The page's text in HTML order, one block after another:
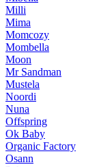
Milli
Mima
Momcozy
Mombella
Moon
Mr Sandman
Mustela
Noordi
Nuna
Offspring
Ok Baby
Organic Factory
Osann